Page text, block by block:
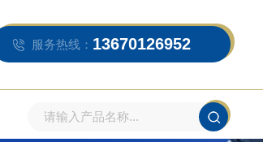
服务热线： 13670126952